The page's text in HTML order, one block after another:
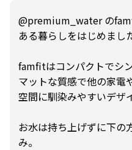
@premium_water の
ある暮らしをはじめまし
famfitはコンパクトでシン
マットな質感で他の家電
空間に馴染みやすいデザ
お水は持ち上げずに下の
み。